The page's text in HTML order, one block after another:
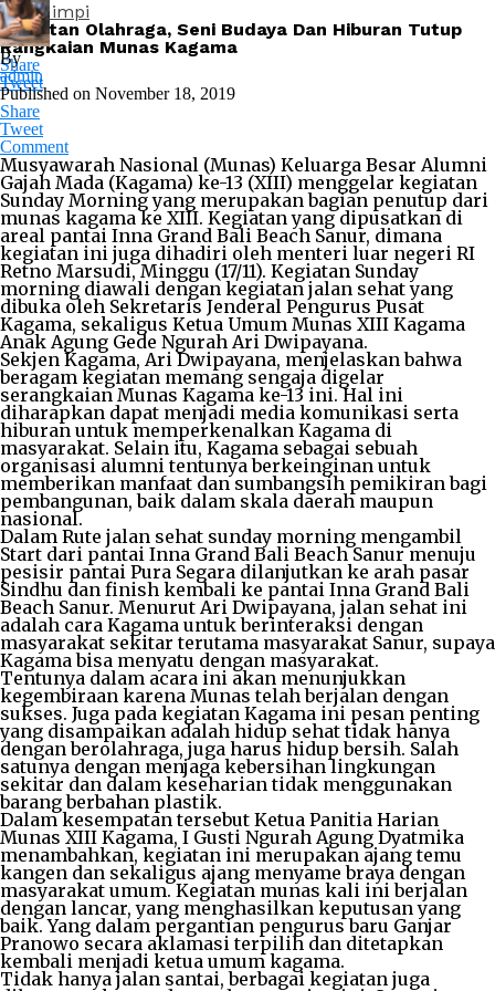
Arti Mimpi
Kegiatan Olahraga, Seni Budaya Dan Hiburan Tutup
Rangkaian Munas Kagama
Share
Tweet
By
admin
Published on November 18, 2019
Share
Tweet
Comment
Musyawarah Nasional (Munas) Keluarga Besar Alumni
Gajah Mada (Kagama) ke-13 (XIII) menggelar kegiatan
Sunday Morning yang merupakan bagian penutup dari
munas kagama ke XIII. Kegiatan yang dipusatkan di
areal pantai Inna Grand Bali Beach Sanur, dimana
kegiatan ini juga dihadiri oleh menteri luar negeri RI
Retno Marsudi, Minggu (17/11). Kegiatan Sunday
morning diawali dengan kegiatan jalan sehat yang
dibuka oleh Sekretaris Jenderal Pengurus Pusat
Kagama, sekaligus Ketua Umum Munas XIII Kagama
Anak Agung Gede Ngurah Ari Dwipayana.
Sekjen Kagama, Ari Dwipayana, menjelaskan bahwa
beragam kegiatan memang sengaja digelar
serangkaian Munas Kagama ke-13 ini. Hal ini
diharapkan dapat menjadi media komunikasi serta
hiburan untuk memperkenalkan Kagama di
masyarakat. Selain itu, Kagama sebagai sebuah
organisasi alumni tentunya berkeinginan untuk
memberikan manfaat dan sumbangsih pemikiran bagi
pembangunan, baik dalam skala daerah maupun
nasional.
Dalam Rute jalan sehat sunday morning mengambil
Start dari pantai Inna Grand Bali Beach Sanur menuju
pesisir pantai Pura Segara dilanjutkan ke arah pasar
Sindhu dan finish kembali ke pantai Inna Grand Bali
Beach Sanur. Menurut Ari Dwipayana, jalan sehat ini
adalah cara Kagama untuk berinteraksi dengan
masyarakat sekitar terutama masyarakat Sanur, supaya
Kagama bisa menyatu dengan masyarakat.
Tentunya dalam acara ini akan menunjukkan
kegembiraan karena Munas telah berjalan dengan
sukses. Juga pada kegiatan Kagama ini pesan penting
yang disampaikan adalah hidup sehat tidak hanya
dengan berolahraga, juga harus hidup bersih. Salah
satunya dengan menjaga kebersihan lingkungan
sekitar dan dalam keseharian tidak menggunakan
barang berbahan plastik.
Dalam kesempatan tersebut Ketua Panitia Harian
Munas XIII Kagama, I Gusti Ngurah Agung Dyatmika
menambahkan, kegiatan ini merupakan ajang temu
kangen dan sekaligus ajang menyame braya dengan
masyarakat umum. Kegiatan munas kali ini berjalan
dengan lancar, yang menghasilkan keputusan yang
baik. Yang dalam pergantian pengurus baru Ganjar
Pranowo secara aklamasi terpilih dan ditetapkan
kembali menjadi ketua umum kagama.
Tidak hanya jalan santai, berbagai kegiatan juga